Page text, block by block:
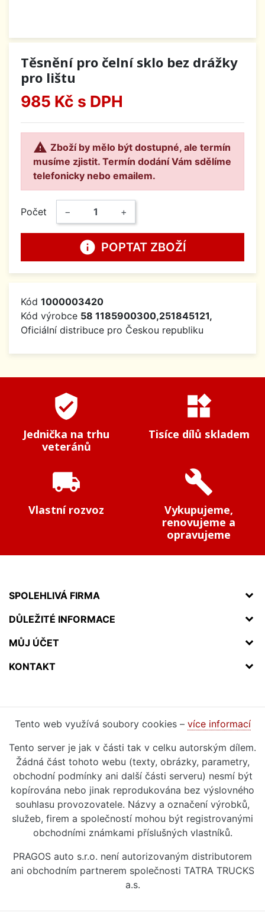
Těsnění pro čelní sklo bez drážky
pro lištu
985 Kč s DPH
 Zboží by mělo být dostupné, ale termín
musíme zjistit. Termín dodání Vám sdělíme
telefonicky nebo emailem.
Počet − +
info POPTAT ZBOŽÍ
Kód 1000003420
Kód výrobce 58 1185900300,251845121,
Oficiální distribuce pro Českou republiku
verified_user
Jednička na trhu
veteránů
widgets
Tisíce dílů skladem
local_shipping
Vlastní rozvoz
build
Vykupujeme,
renovujeme a
opravujeme
SPOLEHLIVÁ FIRMA
DŮLEŽITÉ INFORMACE
MŮJ ÚČET
KONTAKT
Tento web využívá soubory cookies – více informací
Tento server je jak v části tak v celku autorským dílem.
Žádná část tohoto webu (texty, obrázky, parametry,
obchodní podmínky ani další části serveru) nesmí být
kopírována nebo jinak reprodukována bez výslovného
souhlasu provozovatele. Názvy a označení výrobků,
služeb, firem a společností mohou být registrovanými
obchodními známkami příslušných vlastníků.
PRAGOS auto s.r.o. není autorizovaným distributorem
ani obchodním partnerem společnosti TATRA TRUCKS
a.s.